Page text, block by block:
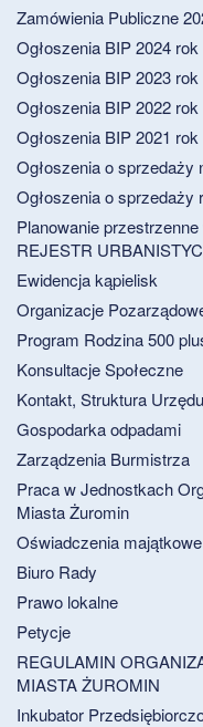
Zamówienia Publiczne
Ogłoszenia BIP 2024 rok
Ogłoszenia BIP 2023 rok
Ogłoszenia BIP 2022 rok
Ogłoszenia BIP 2021 rok
Ogłoszenia o sprzedaży
Ogłoszenia o sprzedaży
Planowanie
REJESTR
Ewidencja kąpielisk
Organizacje
Program Rodzina 500
Konsultacje Społeczne
Kontakt, Struktura
Gospodarka odpadami
Zarządzenia Burmistrza
Praca w Jednostkach
Miasta Żuromin
Oświadczenia majątkowe
Biuro Rady
Prawo lokalne
Petycje
REGULAMIN
MIASTA ŻUROMIN
Inkubator